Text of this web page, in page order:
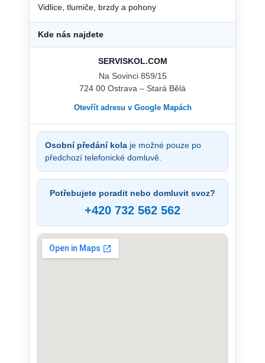
Vidlice, tlumiče, brzdy a pohony
Kde nás najdete
SERVISKOL.COM
Na Sovinci 859/15
724 00 Ostrava – Stará Bělá
Otevřít adresu v Google Mapách
Osobní předání kola je možné pouze po
předchozí telefonické domluvě.
Potřebujete poradit nebo domluvit svoz?
+420 732 562 562